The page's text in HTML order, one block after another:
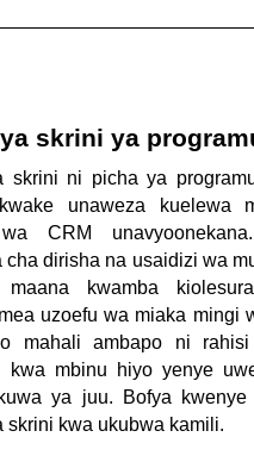
skrini ya
skrini ni picha ya
unaweza kuelewa
CRM
cha dirisha na usaidizi wa
kwamba
uzoefu wa miaka mingi
mahali ambapo ni
kwa mbinu hiyo yenye
ya juu. Bofya
skrini kwa ukubwa kamili.